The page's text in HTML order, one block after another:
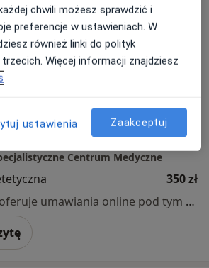
Konieczny
104b, Nowy Sącz•Mapa
Centrum Medyczne
350 zł
Specjalista nie oferuje umawiania online pod tym adresem.
chwili możesz sprawdzić i
preferencje w ustawieniach. W
również linki do polityk
Więcej informacji znajdziesz
ustawienia Zaakceptuj